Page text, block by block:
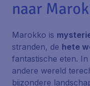
naar
Marokko is
stranden, de hete
fantastische eten.
andere wereld
bijzondere